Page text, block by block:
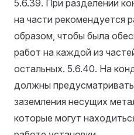
5.6.39. При разделении
на части рекомендуется
образом, чтобы была
работ на каждой из
остальных. 5.6.40. На
должны
заземления несущих
которые могут